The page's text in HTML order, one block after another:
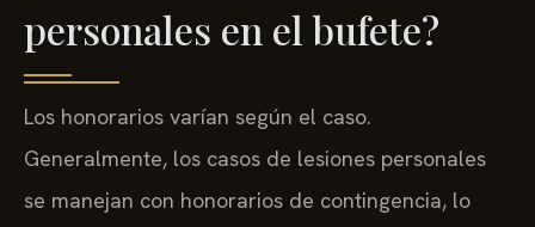
personales en el bufete?
Los honorarios varían según el caso.
Generalmente, los casos de lesiones personales
se manejan con honorarios de contingencia, lo